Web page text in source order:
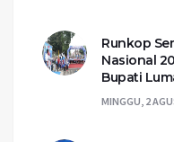
Runkop
Nasional
Bupati
MINGGU, 2